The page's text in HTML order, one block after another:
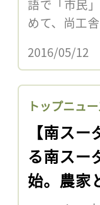
語で「市民
めて、尚工
2016/05/12
トップニュ
【南ス
る南スー
始。農家